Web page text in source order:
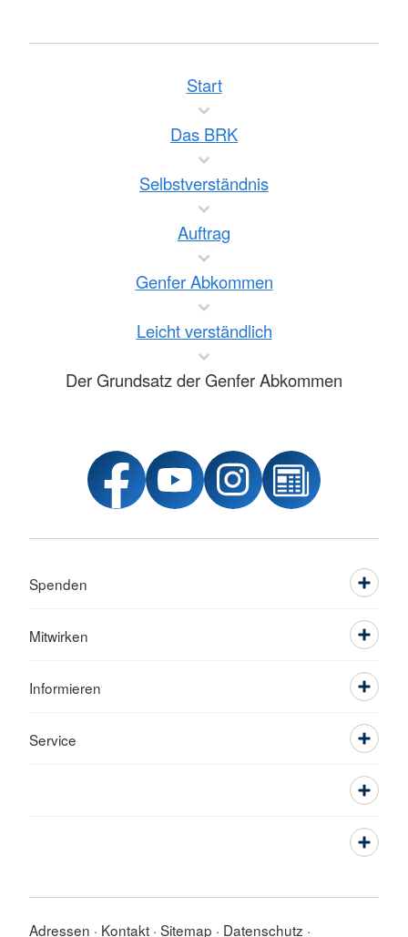
Start
Das BRK
Selbstverständnis
Auftrag
Genfer Abkommen
Leicht verständlich
Der Grundsatz der Genfer Abkommen
Spenden
Mitwirken
Informieren
Service
Adressen Kontakt Sitemap Datenschutz